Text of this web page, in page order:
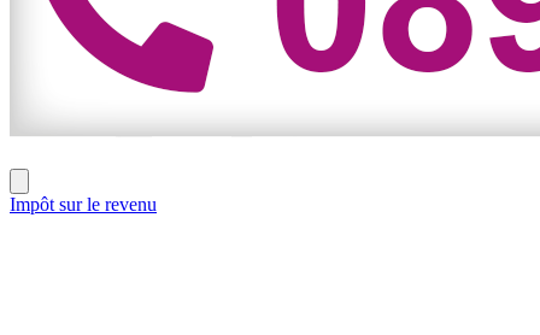
Impôt sur le revenu